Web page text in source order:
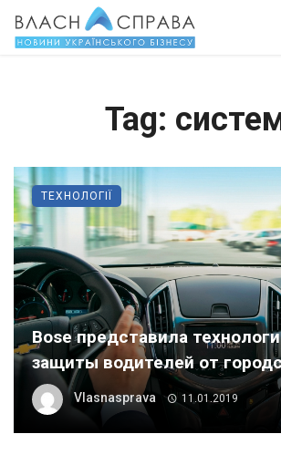
Tag:
Bose представила
защиты водителей от
Vlasnasprava 11.01.2019
ТЕХНОЛОГІЇ